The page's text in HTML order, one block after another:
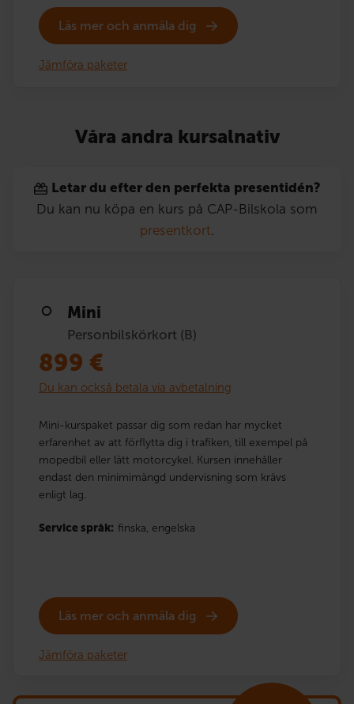
Läs mer och anmäla dig
Jämföra paketer
Våra andra kursalnativ
Letar du efter den perfekta presentidén?
Du kan nu köpa en kurs på CAP-Bilskola som
presentkort
Mini
Personbilskörkort (B)
899 €
Du kan också betala via avbetalning
Mini-kurspaket passar dig som redan har mycket
erfarenhet av att förflytta dig i trafiken, till exempel på
mopedbil eller lätt motorcykel. Kursen innehåller
endast den minimimängd undervisning som krävs
enligt lag.
Service språk: finska, engelska
Läs mer och anmäla dig
Jämföra paketer